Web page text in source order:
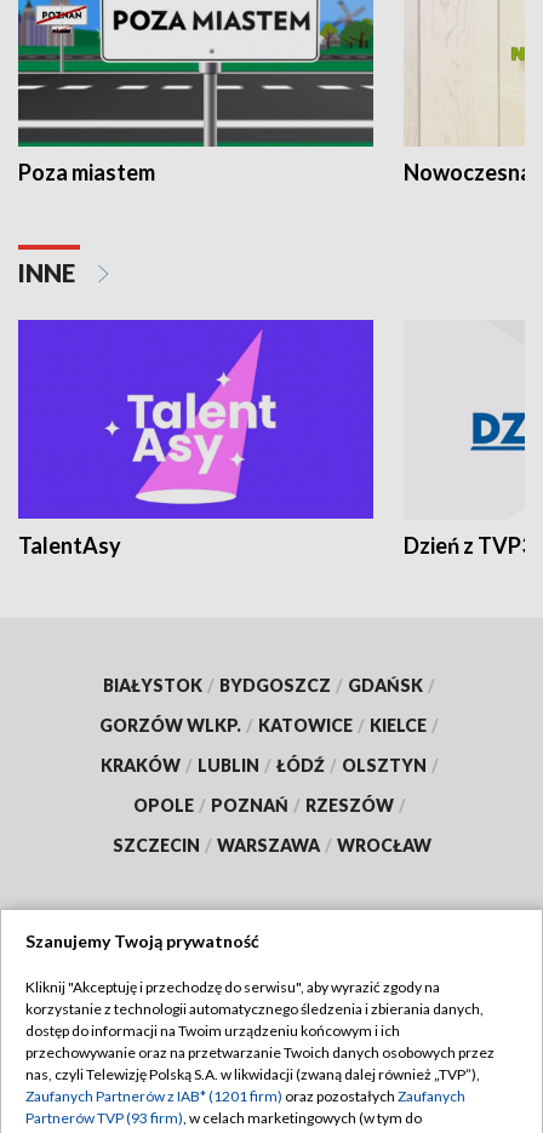
Poza miastem Nowoczesna
INNE
TalentAsy Dzień z TVP3
BIAŁYSTOK / BYDGOSZCZ / GDAŃSK /
GORZÓW WLKP. / KATOWICE / KIELCE /
KRAKÓW / LUBLIN / ŁÓDŹ / OLSZTYN /
OPOLE / POZNAŃ / RZESZÓW /
SZCZECIN / WARSZAWA / WROCŁAW
TVP
Abonament TVP
Emisja w TVP
Regulamin TVP
Polityka prywatności
Szanujemy Twoją prywatność
Kliknij "Akceptuję i przechodzę do serwisu", aby wyrazić zgody na
korzystanie z technologii automatycznego śledzenia i zbierania danych,
dostęp do informacji na Twoim urządzeniu końcowym i ich
przechowywanie oraz na przetwarzanie Twoich danych osobowych przez
nas, czyli Telewizję Polską S.A. w likwidacji (zwaną dalej również „TVP”),
Zaufanych Partnerów z IAB* (1201 firm) oraz pozostałych Zaufanych
Partnerów TVP (93 firm), w celach marketingowych (w tym do